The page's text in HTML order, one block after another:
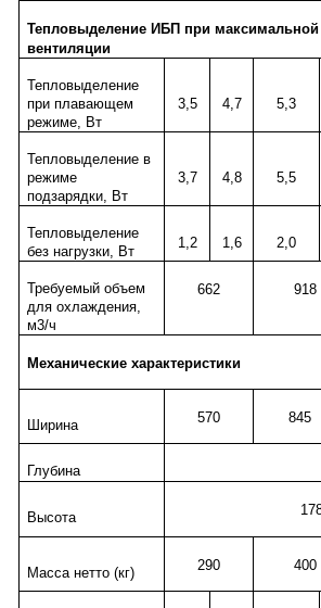
Тепловыделение ИБП при максимальной
вентиляции
Тепловыделение
при плавающем
режиме, Вт
3,5 4,7 5,3
Тепловыделение в
режиме
подзарядки, Вт
3,7 4,8 5,5
Тепловыделение
без нагрузки, Вт
1,2 1,6 2,0
Требуемый объем
для охлаждения,
м3/ч
662 918
Механические характеристики
Ширина 570 845
Глубина
Высота
Масса нетто (кг) 290 400